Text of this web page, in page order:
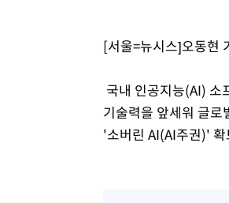
[서울=뉴시스]오동현
국내 인공지능(AI) 소
기술력을 앞세워 글로
'소버린 AI(AI주권)'